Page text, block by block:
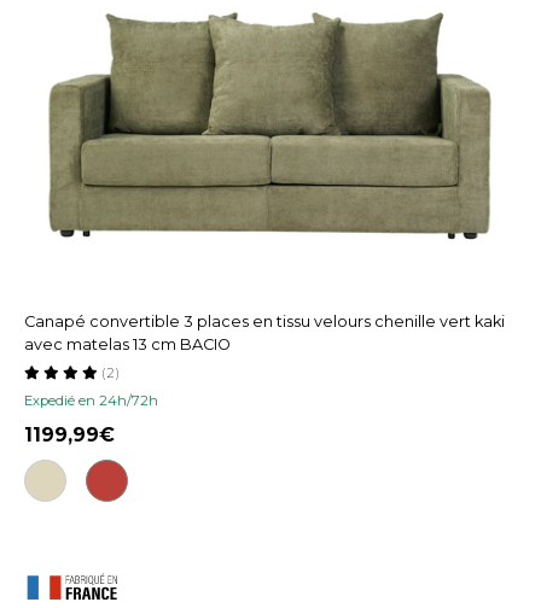
Canapé convertible 3 places en tissu velours chenille vert kaki
avec matelas 13 cm BACIO
Expedié en 24h/72h
(2)
1199,99